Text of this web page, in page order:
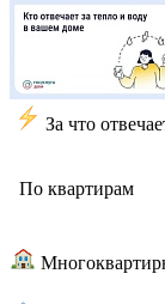
За что
По квартирам